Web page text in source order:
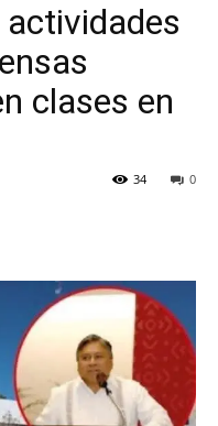
clases en
0
34